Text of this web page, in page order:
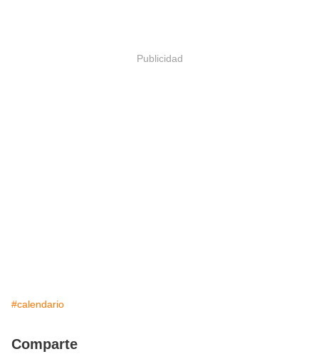
Publicidad
#calendario
Comparte